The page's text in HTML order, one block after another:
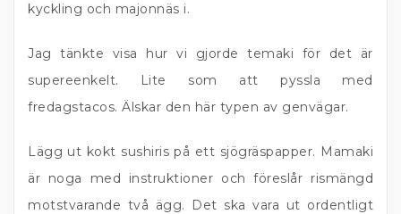
kyckling och majonnäs i.
Jag tänkte visa hur vi gjorde temaki för det är
supereenkelt. Lite som att pyssla med
fredagstacos. Älskar den här typen av genvägar.
Lägg ut kokt sushiris på ett sjögräspapper. Mamaki
är noga med instruktioner och föreslår rismängd
motstvarande två ägg. Det ska vara ut ordentligt